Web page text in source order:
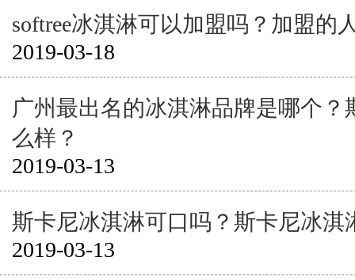
softree冰淇淋可以加盟吗？加盟的
2019-03-18
广州最出名的冰淇淋品牌是哪个？
么样？
2019-03-13
斯卡尼冰淇淋可口吗？斯卡尼冰淇
2019-03-13